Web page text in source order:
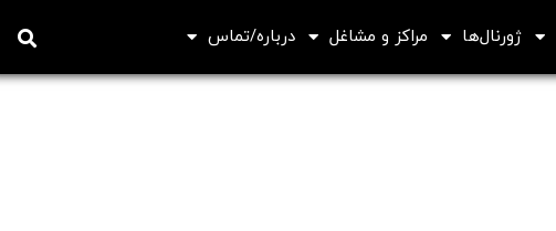
ژورنال‌ها مراکز و مشاغل درباره/تماس